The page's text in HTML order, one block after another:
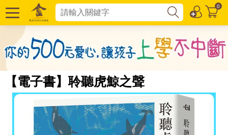
0
【電子書】聆聽虎鯨之聲